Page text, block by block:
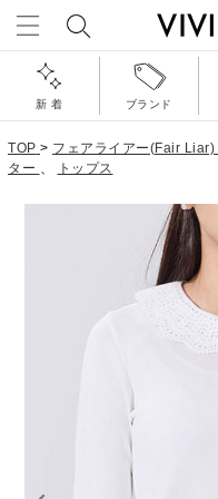
新 着 ブランド
TOP > フェアライアー(Fair Liar)
ター 、 トップス